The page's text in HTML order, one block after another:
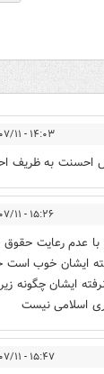
۱۴:۰۳ - ۱۳۹۵/۰۷/۱۱
احسنت به ظریف
۱۵:۲۶ - ۱۳۹۵/۰۷/۱۱
عدم رعایت
ایشان خوب
نرفته ایشان
اسلامی نیست
۱۵:۴۷ - ۱۳۹۵/۰۷/۱۱